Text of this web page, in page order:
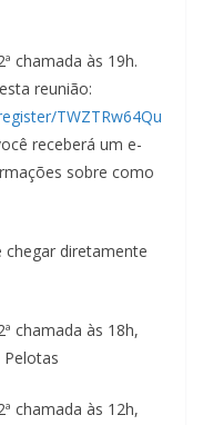
chamada às 19h.
reunião:
TWZTRw64Qu
receberá um e-
sobre como
chegar diretamente
chamada às 18h,
Pelotas
chamada às 12h,